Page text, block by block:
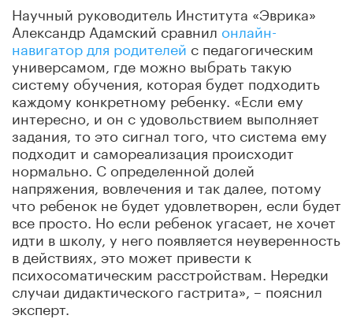
Научный руководитель Института «Эврика»
Александр Адамский сравнил онлайн-
навигатор для родителей с педагогическим
универсамом, где можно выбрать такую
систему обучения, которая будет подходить
каждому конкретному ребенку. «Если ему
интересно, и он с удовольствием выполняет
задания, то это сигнал того, что система ему
подходит и самореализация происходит
нормально. С определенной долей
напряжения, вовлечения и так далее, потому
что ребенок не будет удовлетворен, если будет
все просто. Но если ребенок угасает, не хочет
идти в школу, у него появляется неуверенность
в действиях, это может привести к
психосоматическим расстройствам. Нередки
случаи дидактического гастрита», – пояснил
эксперт.